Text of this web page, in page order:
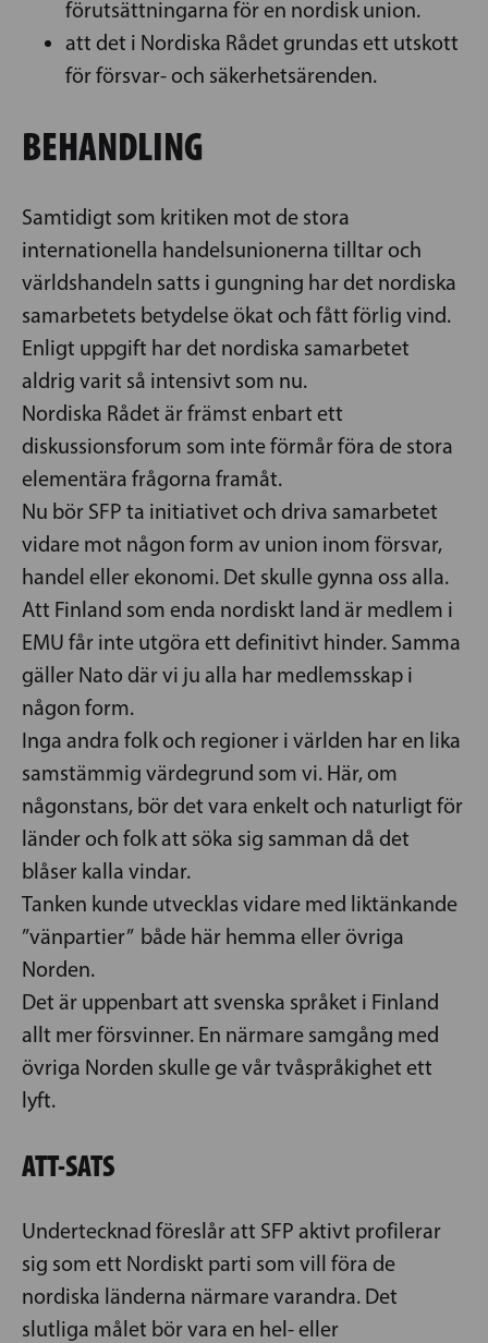
förutsättningarna för en nordisk union.
att det i Nordiska Rådet grundas ett utskott
för försvar- och säkerhetsärenden.
BEHANDLING
Samtidigt som kritiken mot de stora
internationella handelsunionerna tilltar och
världshandeln satts i gungning har det nordiska
samarbetets betydelse ökat och fått förlig vind.
Enligt uppgift har det nordiska samarbetet
aldrig varit så intensivt som nu.
Nordiska Rådet är främst enbart ett
diskussionsforum som inte förmår föra de stora
elementära frågorna framåt.
Nu bör SFP ta initiativet och driva samarbetet
vidare mot någon form av union inom försvar,
handel eller ekonomi. Det skulle gynna oss alla.
Att Finland som enda nordiskt land är medlem i
EMU får inte utgöra ett definitivt hinder. Samma
gäller Nato där vi ju alla har medlemsskap i
någon form.
Inga andra folk och regioner i världen har en lika
samstämmig värdegrund som vi. Här, om
någonstans, bör det vara enkelt och naturligt för
länder och folk att söka sig samman då det
blåser kalla vindar.
Tanken kunde utvecklas vidare med liktänkande
”vänpartier” både här hemma eller övriga
Norden.
Det är uppenbart att svenska språket i Finland
allt mer försvinner. En närmare samgång med
övriga Norden skulle ge vår tvåspråkighet ett
lyft.
ATT-SATS
Undertecknad föreslår att SFP aktivt profilerar
sig som ett Nordiskt parti som vill föra de
nordiska länderna närmare varandra. Det
slutliga målet bör vara en hel- eller